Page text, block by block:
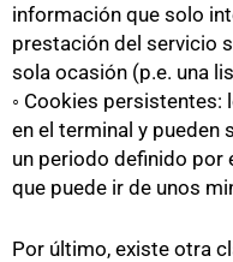
información que solo
prestación del servicio
sola ocasión (p.e. una
◦ Cookies
en el terminal y pueden
un periodo definido por
que puede ir de unos
Por último, existe otra